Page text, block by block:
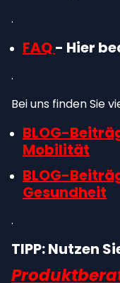
.
FAQ- Hier
.
Bei uns finden Sie
BLOG-
Mobilität
BLOG-
Gesundheit
.
TIPP: Nutzen